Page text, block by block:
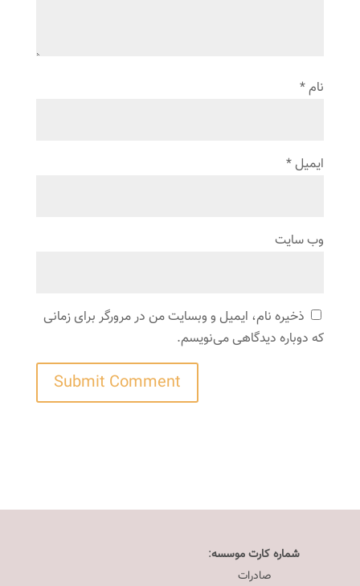
نام*
ایمیل*
وب‌ سایت
ذخیره نام، ایمیل و وبسایت من در مرورگر برای زمانی
که دوباره دیدگاهی می‌نویسم.
شماره کارت موسسه:
صادرات